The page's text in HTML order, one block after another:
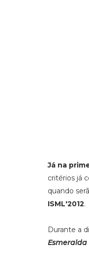
Já na
critérios já
quando
ISML'2012.
Durante a
Esmeralda